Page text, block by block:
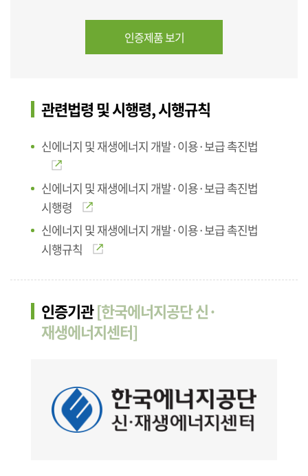
인증제품 보기
관련법령 및 시행령, 시행규칙
신에너지 및 재생에너지 개발·이용·보급 촉진법
신에너지 및 재생에너지 개발·이용·보급 촉진법
시행령
신에너지 및 재생에너지 개발·이용·보급 촉진법
시행규칙
인증기관[한국에너지공단 신·
재생에너지센터]